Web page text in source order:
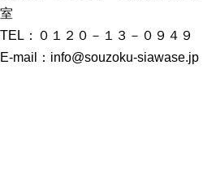
室
TEL：０１２０－１３－０９４９
E-mail：info@souzoku-siawase.jp